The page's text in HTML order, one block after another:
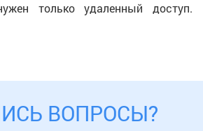
только удаленный доступ.
ВОПРОСЫ?